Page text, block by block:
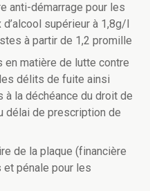
anti-démarrage pour les
supérieur à 1,8g/l
à partir de 1,2 promille
matière de lutte contre
délits de fuite ainsi
à la déchéance du droit de
délai de prescription de
de la plaque (financière
pénale pour les